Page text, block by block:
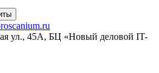
ул., 45А, БЦ «Новый деловой IT-